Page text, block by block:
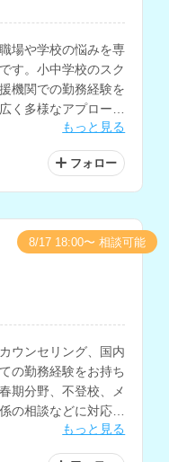
場や学校の悩みを専
す。小中学校のスク
機関での勤務経験を
く多様なアプローチ
もっと見る
フォロー
ウンセリング、国内
の勤務経験をお持ち
期分野、不登校、メ
の相談などに対応さ
アを行われていま
もっと見る
8/17 18:00〜 相談可能